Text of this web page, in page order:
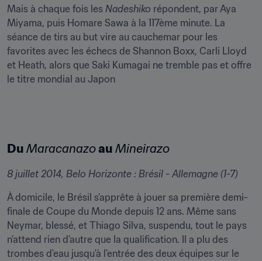
Mais à chaque fois les Nadeshiko répondent, par Aya
Miyama, puis Homare Sawa à la 117ème minute. La
séance de tirs au but vire au cauchemar pour les
favorites avec les échecs de Shannon Boxx, Carli Lloyd
et Heath, alors que Saki Kumagai ne tremble pas et offre
le titre mondial au Japon
Du Maracanazo au Mineirazo
8 juillet 2014, Belo Horizonte : Brésil - Allemagne (1-7)
À domicile, le Brésil s'apprête à jouer sa première demi-
finale de Coupe du Monde depuis 12 ans. Même sans
Neymar, blessé, et Thiago Silva, suspendu, tout le pays
n’attend rien d’autre que la qualification. Il a plu des
trombes d'eau jusqu'à l'entrée des deux équipes sur le